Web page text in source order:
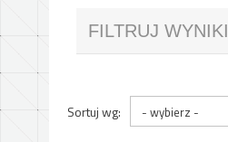
FILTRUJ WYNIKI
Sortuj wg: